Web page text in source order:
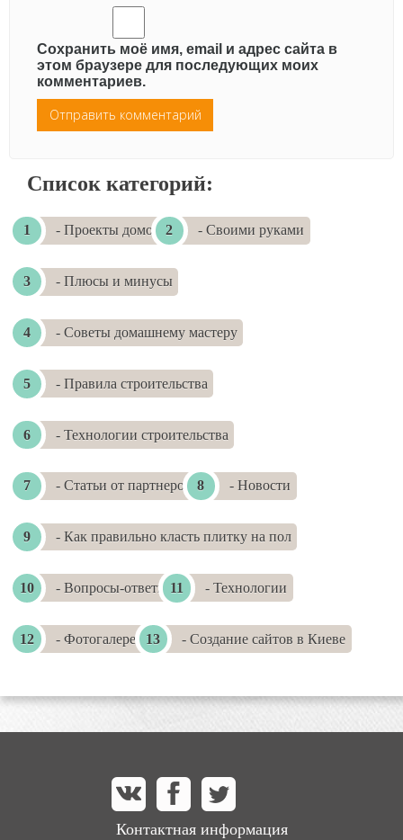
Сохранить моё имя, email и адрес сайта в
этом браузере для последующих моих
комментариев.
Список категорий:
- Проекты домов - Своими руками
- Плюсы и минусы
- Советы домашнему мастеру
- Правила строительства
- Технологии строительства
- Статьи от партнеров - Новости
- Как правильно класть плитку на пол
- Вопросы-ответы - Технологии
- Фотогалереи - Создание сайтов в Киеве
Контактная информация